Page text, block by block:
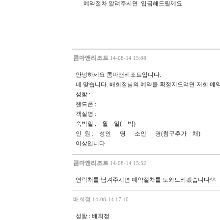
예약절차 알려주시면 입금해드릴께요
콤마앤리조트 14-08-14 15:08
안녕하세요 콤마앤리조트입니다.
네 맞습니다. 배희정님의 예약을 확정지으려면 저희
성함 :
핸드폰 :
객실명 :
숙박일 : 월 일( 박)
인 원 : 성인 명 소인 명(침구추가 채)
이상입니다.
콤마앤리조트 14-08-14 15:52
연락처를 남겨주시면 예약절차를 도와드리겠습니다^^
배희정 14-08-14 17:10
성함 : 배희정